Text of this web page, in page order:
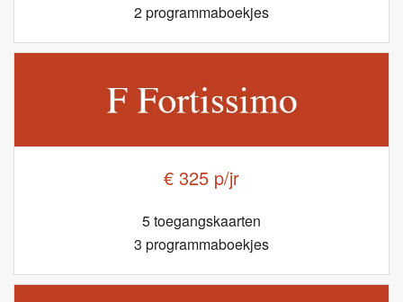
2 programmaboekjes
€ 325 p/jr
5 toegangskaarten
3 programmaboekjes